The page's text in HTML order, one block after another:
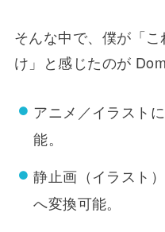
そんな中で、僕が「
け」と感じたのが
アニメ／イラスト
能。
静止画（イラスト
へ変換可能。